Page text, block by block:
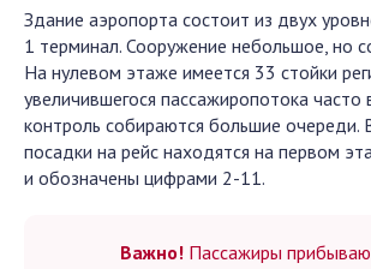
Здание аэропорта состоит из двух
1 терминал. Сооружение небольшое, но
На нулевом этаже имеется 33 стойки
увеличившегося пассажиропотока часто
контроль собираются большие очереди.
посадки на рейс находятся на первом
и обозначены цифрами 2-11.
Важно! Пассажиры